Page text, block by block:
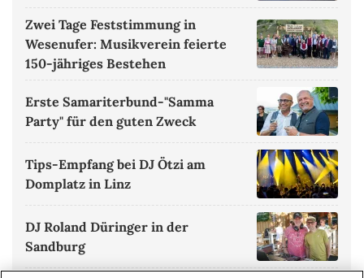
Zwei Tage Feststimmung in
Wesenufer: Musikverein feierte
150-jähriges Bestehen
Erste Samariterbund-"Samma
Party" für den guten Zweck
Tips-Empfang bei DJ Ötzi am
Domplatz in Linz
DJ Roland Düringer in der
Sandburg